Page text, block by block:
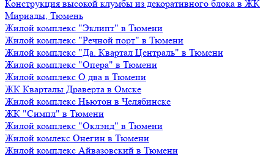
Конструкция высокой клумбы из декоративного блока в ЖК
Мириады, Тюмень
Жилой комплекс "Эклипт" в Тюмени
Жилой комплекс "Речной порт" в Тюмени
Жилой комплекс "Да. Квартал Централь" в Тюмени
Жилой комплекс "Опера" в Тюмени
Жилой комплекс О два в Тюмени
ЖК Кварталы Драверта в Омске
Жилой комплекс Ньютон в Челябинске
ЖК "Симпл" в Тюмени
Жилой комплекс "Оклэнд" в Тюмени
Жилой комлекс Онегин в Тюмени
Жилой комплекс Айвазовский в Тюмени